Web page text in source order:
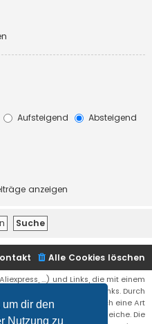
dir den
Nutzung zu
Aufsteigend
Absteigend
anzeigen
Alle Cookies löschen
...) und Links, die mit einem
um sogenannte Affiliate Links. Durch
Affiliate Link erhälte ich eine Art
euch bleibt der Preis der gleiche. Die